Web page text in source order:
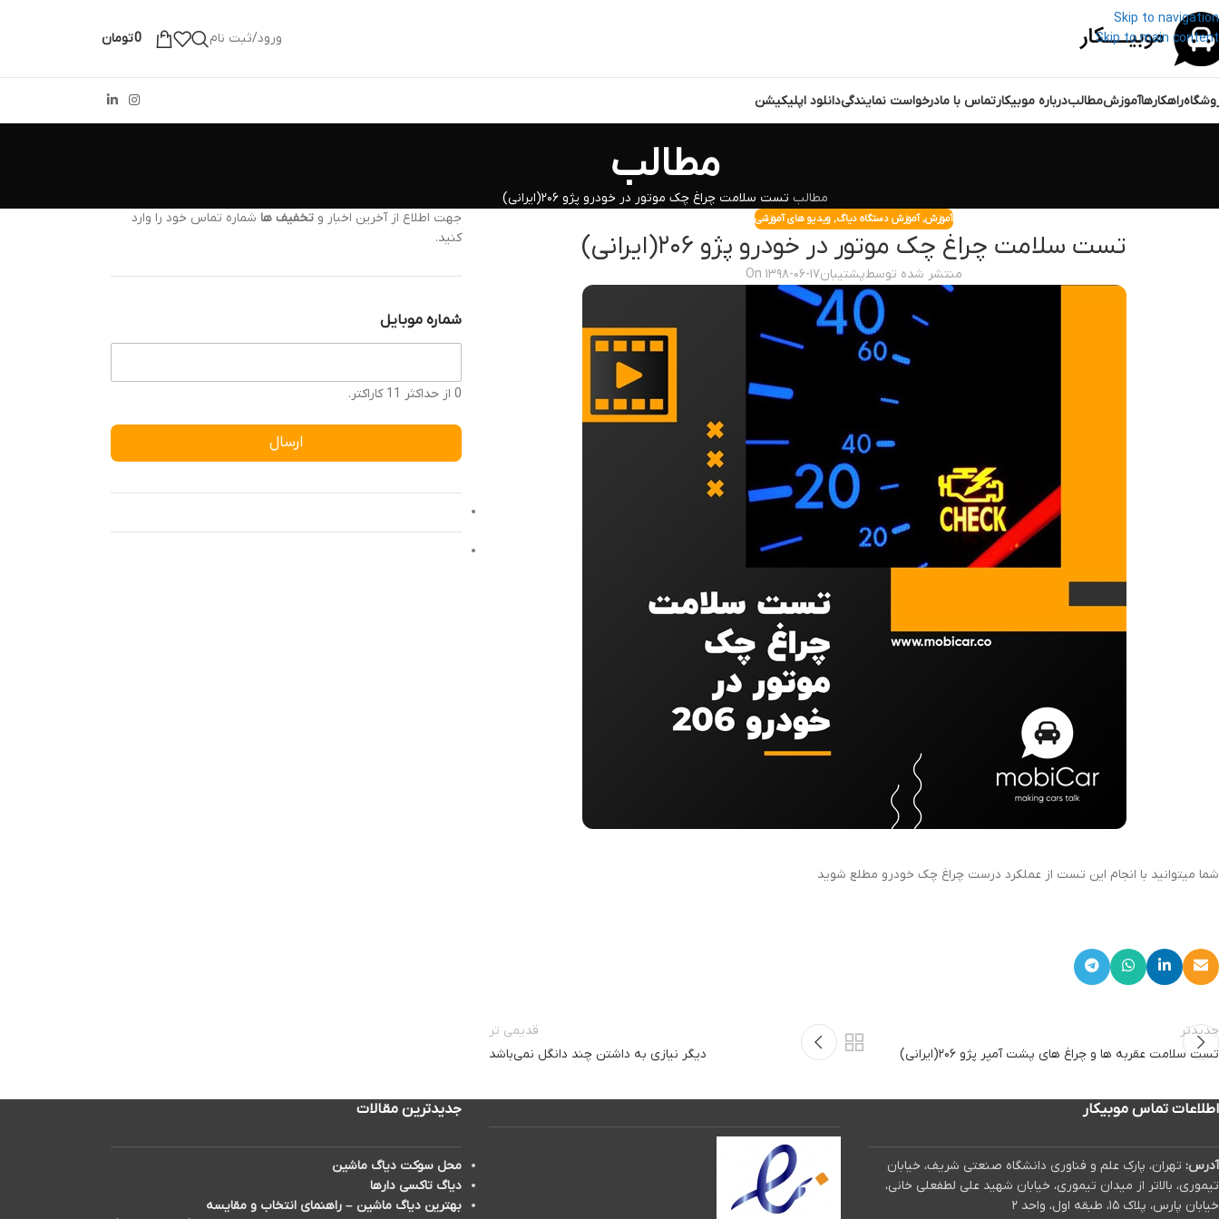
Skip to navigation
Skip to main content
ورود/ثبت نام 0تومان
راهکارهاآموزشمطالبدرباره موبیکارتماس با مادرخواست نمایندگیدانلود اپلیکیشن
مطالب
مطالب تست سلامت چراغ چک موتور در خودرو پژو ۲۰۶(ایرانی)
آموزش,آموزش دستگاه دیاگ, ویدیو های آموزشی
تست سلامت چراغ چک موتور در خودرو پژو ۲۰۶(ایرانی)
منتشر شده توسطپشتیبانOn ۱۳۹۸-۰۶-۱۷
شما میتوانید با انجام این تست از عملکرد درست چراغ چک خودرو مطلع شوید
جدیدتر
تست سلامت عقربه ها و چراغ های پشت آمپر پژو ۲۰۶(ایرانی)
قدیمی تر
دیگر نیازی به داشتن چند دانگل نمی‌باشد
جهت اطلاع از آخرین اخبار و تخفیف ها شماره تماس خود را وارد
کنید.
شماره موبایل
0 از حداکثر 11 کاراکتر.
ارسال
اطلاعات تماس موبیکار
آدرس: تهران، پارک علم و فناوری دانشگاه صنعتی شریف، خیابان
تیموری، بالاتر از میدان تیموری، خیابان شهید علی لطفعلی خانی،
خیابان پارس، پلاک ۱۵، طبقه اول، واحد ۲
جدیدترین مقالات
محل سوکت دیاگ ماشین
دیاگ تاکسی دارها
بهترین دیاگ ماشین – راهنمای انتخاب و مقایسه